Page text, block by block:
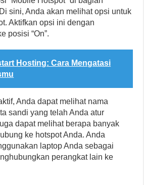
sini, Anda akan melihat opsi untuk
Aktifkan opsi ini dengan
posisi “On”.
Hosting: Cara Mengatasi
Anda dapat melihat nama
sandi yang telah Anda atur
dapat melihat berapa banyak
ke hotspot Anda. Anda
laptop Anda sebagai
perangkat lain ke